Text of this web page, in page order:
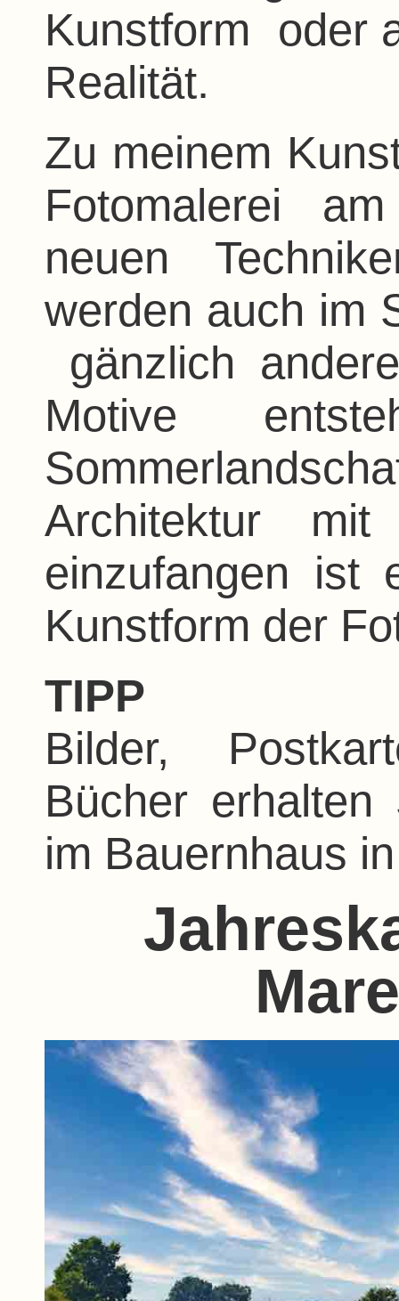
Kunstform oder
Realität.
Zu meinem
Fotomalerei
neuen
werden auch im
gänzlich
Motive
Architektur mit
einzufangen ist
Kunstform der
TIPP
Bilder,
Bücher
im Bauernhaus